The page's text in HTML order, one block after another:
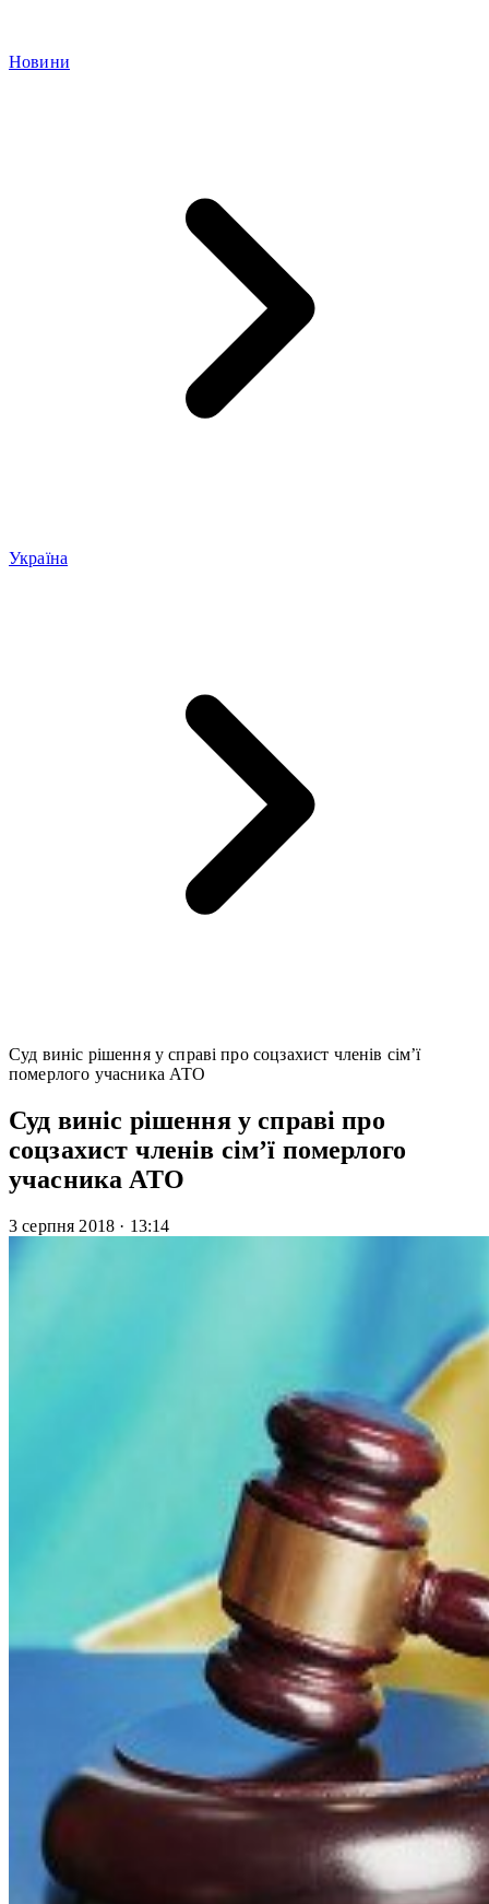
Новини
Україна
Суд виніс рішення у справі про соцзахист членів сім’ї
померлого учасника АТО
Суд виніс рішення у справі про
соцзахист членів сім’ї померлого
учасника АТО
3 серпня 2018 · 13:14